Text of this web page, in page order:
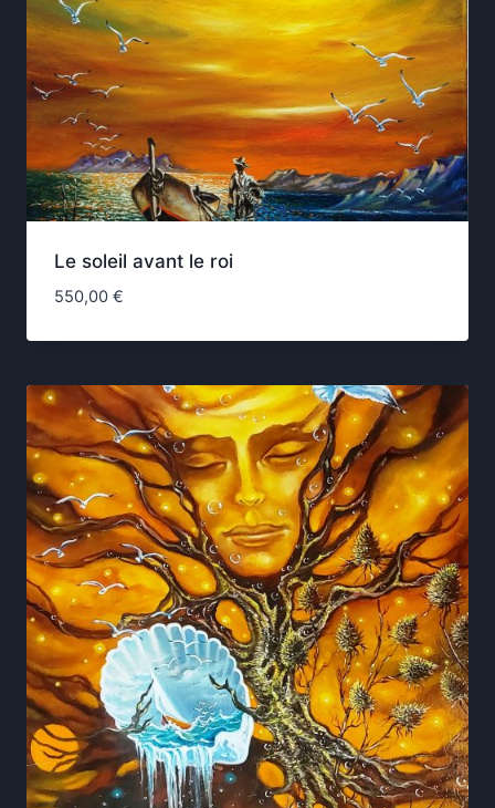
Le soleil avant le roi
550,00 €